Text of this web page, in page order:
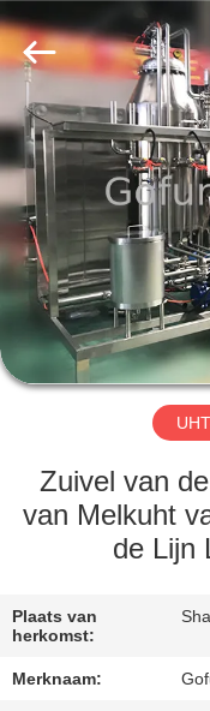
HUIS
VIDEOS
VR-
SHOW
ONGEVEER
ONS
Machinery
Co.,
Ltd..
All
Rights
Zuivel van
van Melkuht
de Lijn
Plaats van
herkomst:
Merknaam: